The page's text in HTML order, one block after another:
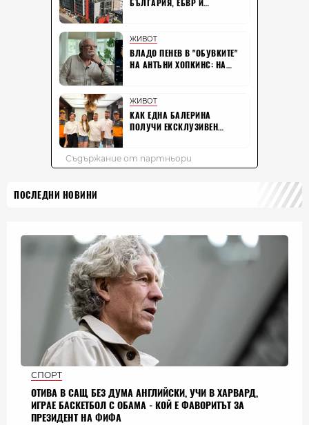
ПОСЛЕДНИ НОВИНИ
СПОРТ
ОТИВА В САЩ БЕЗ ДУМА АНГЛИЙСКИ, УЧИ В ХАРВАРД,
ИГРАЕ БАСКЕТБОЛ С ОБАМА - КОЙ Е ФАВОРИТЪТ ЗА
ПРЕЗИДЕНТ НА ФИФА